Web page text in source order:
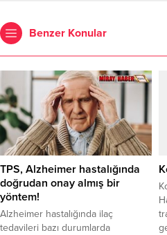
Benzer Konular
TPS, Alzheimer hastalığında
doğrudan onay almış bir
yöntem!
Alzheimer hastalığında ilaç
tedavileri bazı durumlarda